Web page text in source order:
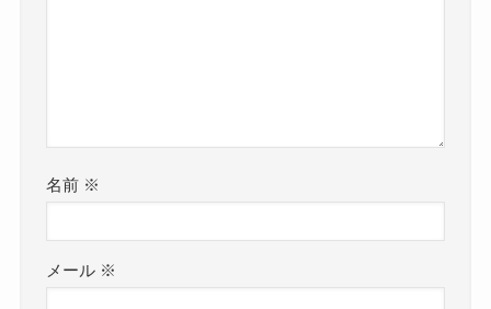
名前 ※
メール ※